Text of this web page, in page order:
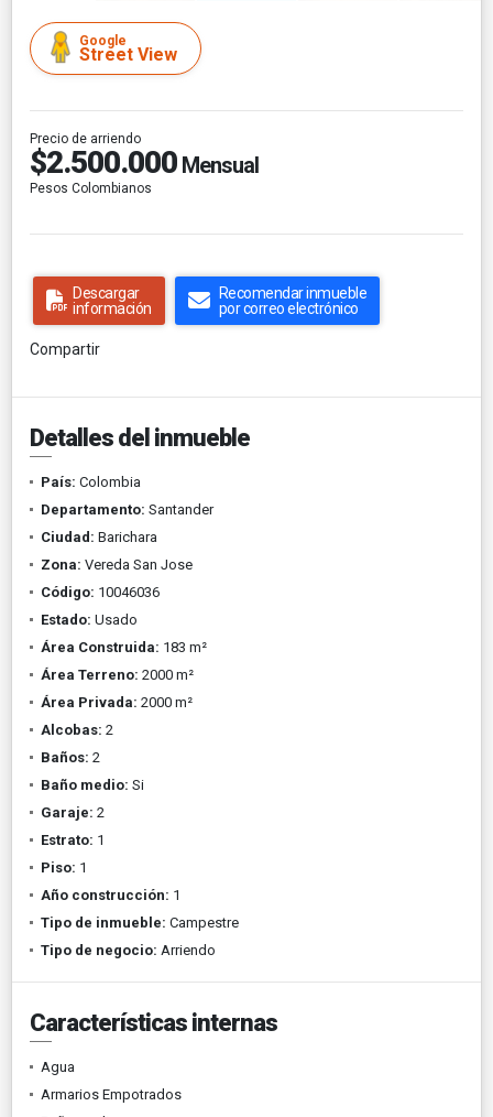
Google
Street View
Precio de arriendo
$2.500.000 Mensual
Pesos Colombianos
Descargar
información
Recomendar inmueble
por correo electrónico
Compartir
Detalles del inmueble
País: Colombia
Departamento: Santander
Ciudad: Barichara
Zona: Vereda San Jose
Código: 10046036
Estado: Usado
Área Construida: 183 m²
Área Terreno: 2000 m²
Área Privada: 2000 m²
Alcobas: 2
Baños: 2
Baño medio: Si
Garaje: 2
Estrato: 1
Piso: 1
Año construcción: 1
Tipo de inmueble: Campestre
Tipo de negocio: Arriendo
Características internas
Agua
Armarios Empotrados